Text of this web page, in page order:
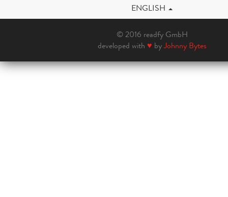
ENGLISH
© 2016 readfy GmbH
developed with ♥ byJohnny Bytes